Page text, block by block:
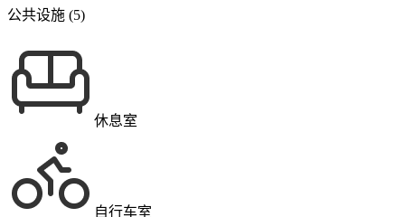
公共设施 (5)
休息室
自行车室